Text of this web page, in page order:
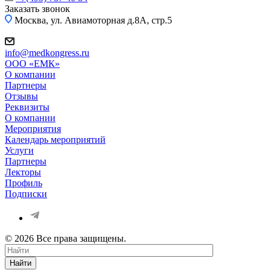
Заказать звонок
Москва, ул. Авиамоторная д.8А, стр.5
info@medkongress.ru
OOO «ЕМК»
О компании
Партнеры
Отзывы
Реквизиты
О компании
Мероприятия
Календарь мероприятий
Услуги
Партнеры
Лекторы
Профиль
Подписки
© 2026 Все права защищены.
Найти